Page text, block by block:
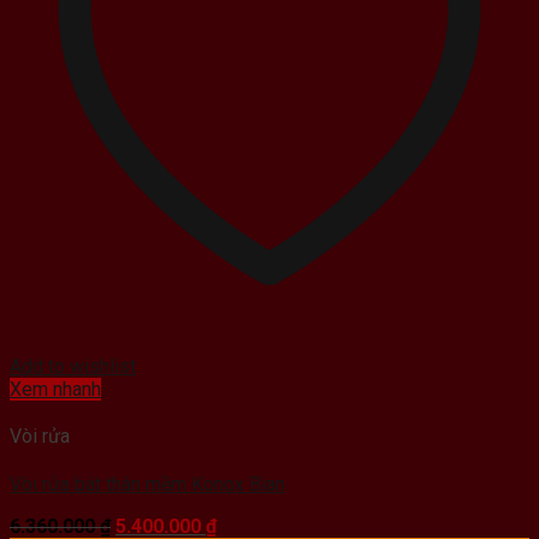
Add to wishlist
Xem nhanh
Vòi rửa
Vòi rửa bát thân mềm Konox Bian
6.360.000₫ Giá
5.400.000 ₫Giá